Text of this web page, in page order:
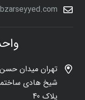
تهران میدان حسن
شیخ هادی
پلاک 40